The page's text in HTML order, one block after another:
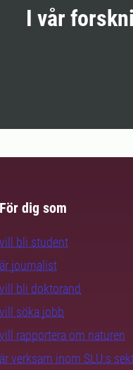
I vår
För dig som
vill bli student
är journalist
vill bli doktorand
vill söka jobb
vill rapportera om naturen
är verksam inom SLU:s